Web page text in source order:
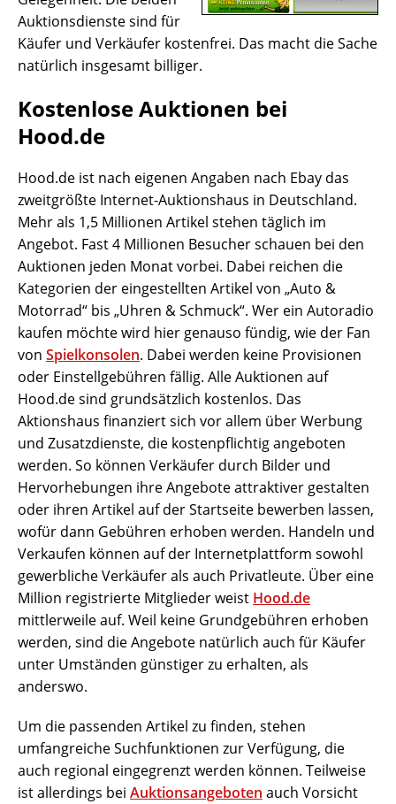
Auktionsdienste sind für
Käufer und Verkäufer kostenfrei. Das macht die Sache
natürlich insgesamt billiger.
Kostenlose Auktionen bei
Hood.de
Hood.de ist nach eigenen Angaben nach Ebay das
zweitgrößte Internet-Auktionshaus in Deutschland.
Mehr als 1,5 Millionen Artikel stehen täglich im
Angebot. Fast 4 Millionen Besucher schauen bei den
Auktionen jeden Monat vorbei. Dabei reichen die
Kategorien der eingestellten Artikel von „Auto &
Motorrad“ bis „Uhren & Schmuck“. Wer ein Autoradio
kaufen möchte wird hier genauso fündig, wie der Fan
von Spielkonsolen. Dabei werden keine Provisionen
oder Einstellgebühren fällig. Alle Auktionen auf
Hood.de sind grundsätzlich kostenlos. Das
Aktionshaus finanziert sich vor allem über Werbung
und Zusatzdienste, die kostenpflichtig angeboten
werden. So können Verkäufer durch Bilder und
Hervorhebungen ihre Angebote attraktiver gestalten
oder ihren Artikel auf der Startseite bewerben lassen,
wofür dann Gebühren erhoben werden. Handeln und
Verkaufen können auf der Internetplattform sowohl
gewerbliche Verkäufer als auch Privatleute. Über eine
Million registrierte Mitglieder weist Hood.de
mittlerweile auf. Weil keine Grundgebühren erhoben
werden, sind die Angebote natürlich auch für Käufer
unter Umständen günstiger zu erhalten, als
anderswo.
Um die passenden Artikel zu finden, stehen
umfangreiche Suchfunktionen zur Verfügung, die
auch regional eingegrenzt werden können. Teilweise
ist allerdings bei Auktionsangeboten auch Vorsicht